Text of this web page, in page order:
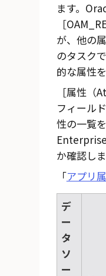
ます。
が、他の
のタスク
的な属性
属性（
フィール
性の一覧
か確認し
「アプリ
デ
ー
タ
ソ
ー